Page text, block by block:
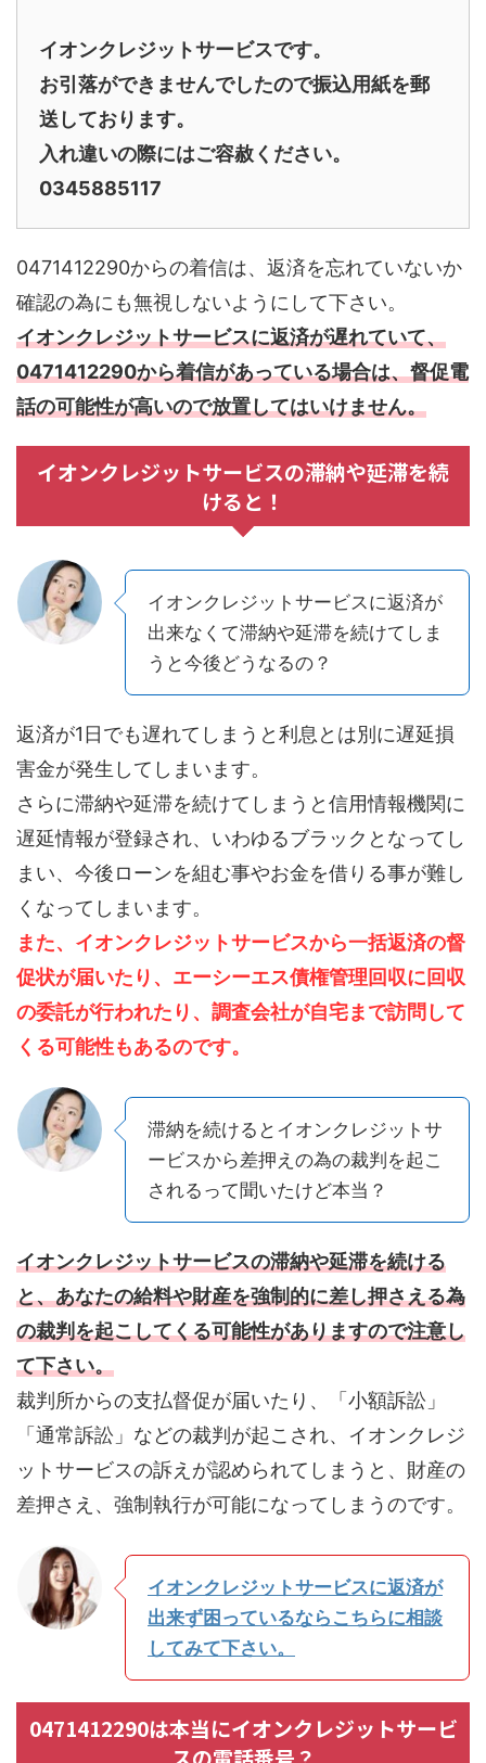
イオンクレジットサービスです。
お引落ができませんでしたので振込用紙を郵
送しております。
入れ違いの際にはご容赦ください。
0345885117
0471412290からの着信は、返済を忘れていないか
確認の為にも無視しないようにして下さい。
イオンクレジットサービスに返済が遅れていて、
0471412290から着信があっている場合は、督促電
話の可能性が高いので放置してはいけません。
イオンクレジットサービスの滞納や延滞を続
けると！
イオンクレジットサービスに返済が
出来なくて滞納や延滞を続けてしま
うと今後どうなるの？
返済が1日でも遅れてしまうと利息とは別に遅延損
害金が発生してしまいます。
さらに滞納や延滞を続けてしまうと信用情報機関に
遅延情報が登録され、いわゆるブラックとなってし
まい、今後ローンを組む事やお金を借りる事が難し
くなってしまいます。
また、イオンクレジットサービスから一括返済の督
促状が届いたり、エーシーエス債権管理回収に回収
の委託が行われたり、調査会社が自宅まで訪問して
くる可能性もあるのです。
滞納を続けるとイオンクレジットサ
ービスから差押えの為の裁判を起こ
されるって聞いたけど本当？
イオンクレジットサービスの滞納や延滞を続ける
と、あなたの給料や財産を強制的に差し押さえる為
の裁判を起こしてくる可能性がありますので注意し
て下さい。
裁判所からの支払督促が届いたり、「小額訴訟」
「通常訴訟」などの裁判が起こされ、イオンクレジ
ットサービスの訴えが認められてしまうと、財産の
差押さえ、強制執行が可能になってしまうのです。
イオンクレジットサービスに返済が
出来ず困っているならこちらに相談
してみて下さい。
0471412290は本当にイオンクレジットサービ
スの電話番号？